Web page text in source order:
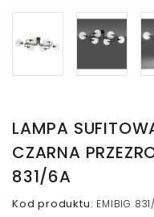
LAMPA
CZARNA
831/6A
Kod produktu: EMIBIG